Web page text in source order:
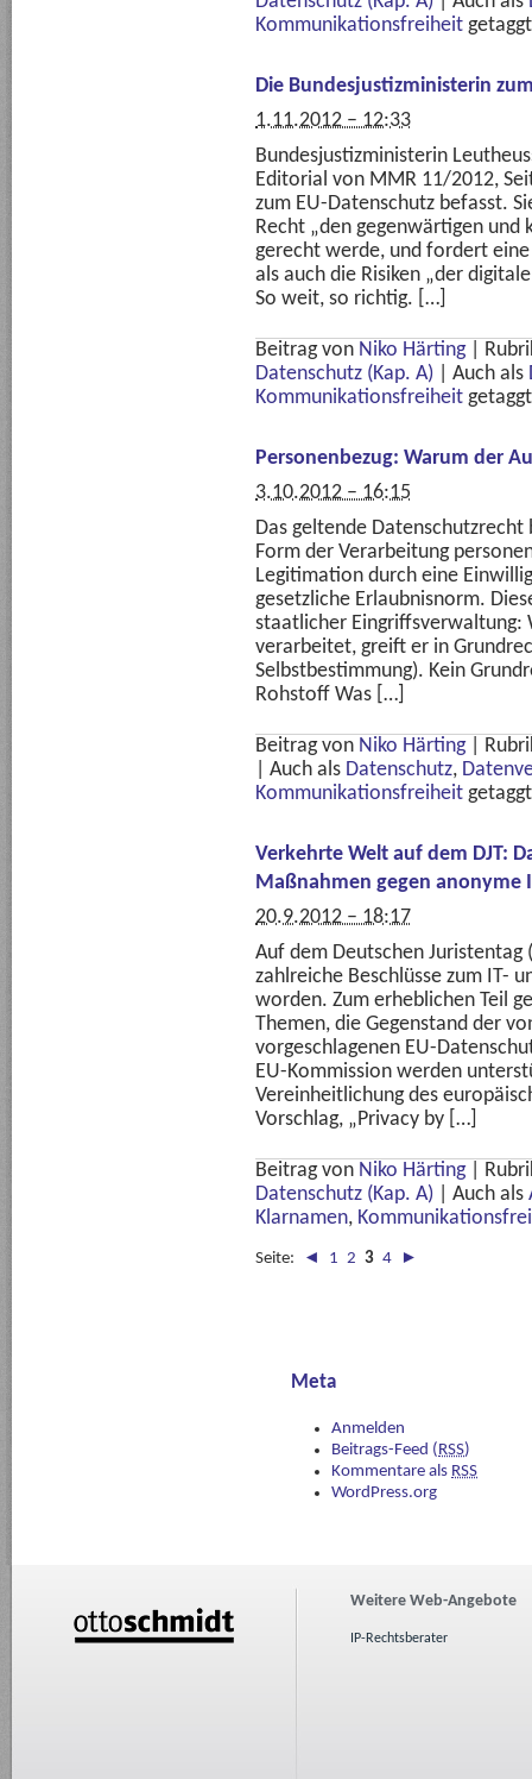
Kommunikationsfreiheit getaggt
Die Bundesjustizministerin
1.11.2012 – 12:33
Bundesjustizministerin
Editorial von MMR 11/2012,
zum EU-Datenschutz befasst.
Recht „den gegenwärtigen
gerecht werde, und fordert
als auch die Risiken „der
So weit, so richtig. […]
Beitrag von Niko Härting
Datenschutz (Kap. A)
Auch als
Kommunikationsfreiheit getaggt
Personenbezug: Warum der
3.10.2012 – 16:15
Das geltende
Form der Verarbeitung
Legitimation durch eine
gesetzliche Erlaubnisnorm.
staatlicher Eingriffsverwaltung:
verarbeitet, greift er in
Selbstbestimmung). Kein
Rohstoff Was […]
Beitrag von Niko Härting
Auch als Datenschutz,
Kommunikationsfreiheit getaggt
Verkehrte Welt auf dem DJT:
Maßnahmen gegen anonyme
20.9.2012 – 18:17
Auf dem Deutschen Juristentag
zahlreiche Beschlüsse zum IT-
worden. Zum erheblichen Teil
Themen, die Gegenstand der
vorgeschlagenen EU-
EU-Kommission werden
Vereinheitlichung des
Vorschlag, „Privacy by […]
Beitrag von Niko Härting
Datenschutz (Kap. A)
Auch als
Klarnamen,
Seite: ◄ 1 2 3 4 ►
Meta
Anmelden
Beitrags-Feed (RSS)
Kommentare als RSS
WordPress.org
Weitere Web-Angebote
IP-Rechtsberater